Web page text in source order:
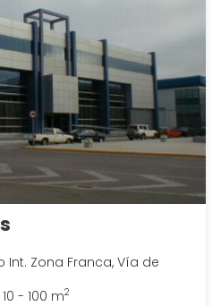
Int. Zona Franca, Vía de
- 100 m2